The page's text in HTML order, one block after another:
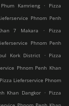
Kamrieng .
Pizza
Phnom Penh
7 Makara .
Pizza
Phnom Penh
Kork District . Pizza
Phnom Penh Khan
Pizza Lieferservice Phnom
Khan Dangkor . Pizza